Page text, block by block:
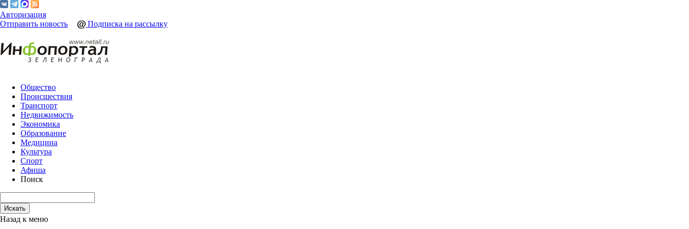
Авторизация
Отправить новость
Подписка на рассылку
Общество
Происшествия
Транспорт
Недвижимость
Экономика
Образование
Медицина
Культура
Спорт
Афиша
Поиск
Назад к меню